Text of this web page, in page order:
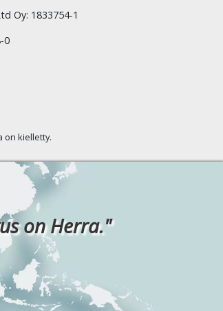
Oy: 1833754-1
0
on kielletty.
on Herra."